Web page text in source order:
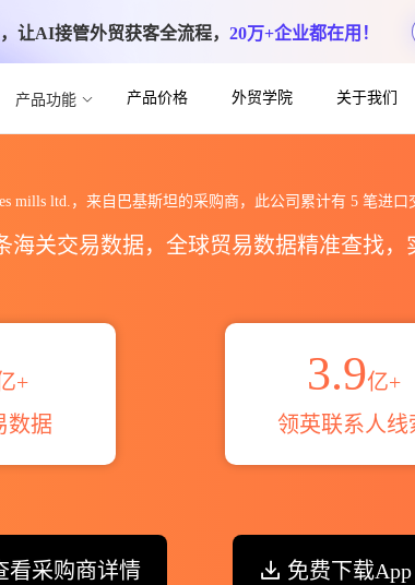
，让AI接管外贸获客全流程， 20万+企业都在用！
产品功能 产品价格 外贸学院 关于我们
mills ltd.，来自巴基斯坦的采购商，此公司累计有 5 笔进口
海关交易数据，全球贸易数据精准查找
+
数据
3.9亿+
领英联系人线
看采购商详情 免费下载App